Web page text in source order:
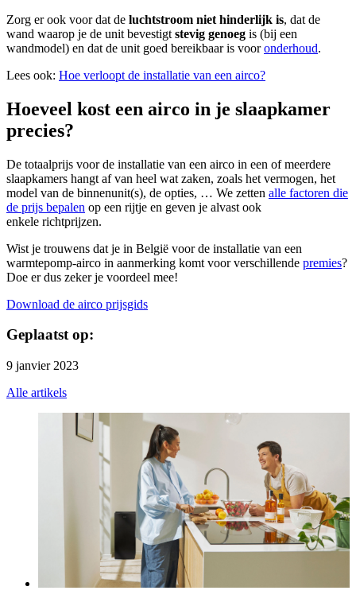
Zorg er ook voor dat de luchtstroom niet hinderlijk is, dat de
wand waarop je de unit bevestigt stevig genoeg is (bij een
wandmodel) en dat de unit goed bereikbaar is vooronderhoud.
Lees ook: Hoe verloopt de installatie van een airco?
Hoeveel kost een airco in je slaapkamer
precies?
De totaalprijs voor de installatie van een airco in een of meerdere
slaapkamers hangt af van heel wat zaken, zoals het vermogen, het
model van de binnenunit(s), de opties, … We zetten alle factoren die
de prijs bepalen op een rijtje en geven je alvast ook
enkele richtprijzen.
Wist je trouwens dat je in België voor de installatie van een
warmtepomp-airco in aanmerking komt voor verschillende premies?
Doe er dus zeker je voordeel mee!
Download de airco prijsgids
Geplaatst op:
9 janvier 2023
Alle artikels